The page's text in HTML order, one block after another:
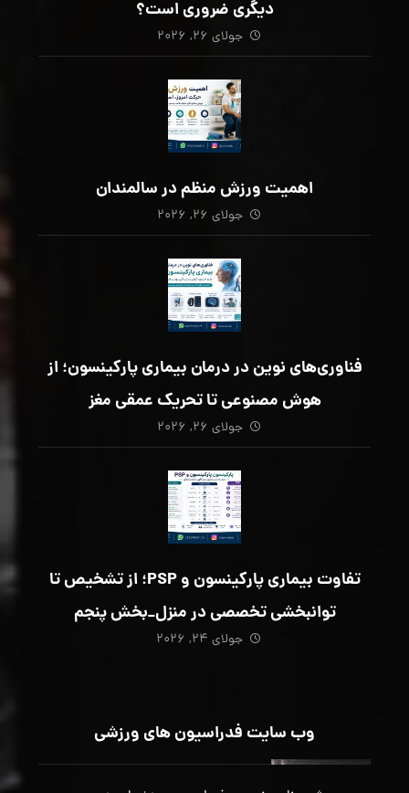
دیگری ضروری است؟
جولای ۲۶, ۲۰۲۶
اهمیت ورزش منظم در سالمندان
جولای ۲۶, ۲۰۲۶
فناوری‌های نوین در درمان بیماری پارکینسون؛ از
هوش مصنوعی تا تحریک عمقی مغز
جولای ۲۶, ۲۰۲۶
تفاوت بیماری پارکینسون و PSP؛ از تشخیص تا
توانبخشی تخصصی در منزل_بخش پنجم
جولای ۲۴, ۲۰۲۶
وب سایت فدراسیون های ورزشی